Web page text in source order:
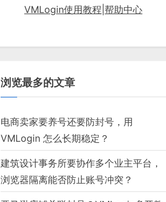
VMLogin使用教程|帮助中心
浏览最多的文章
电商卖家要养号还要防封号，用
VMLogin 怎么长期稳定？
建筑设计事务所要协作多个业主平台，
浏览器隔离能否防止账号冲突？